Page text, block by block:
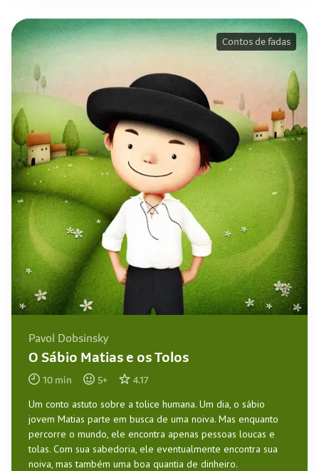
Pavol Dobsinsky
O Sábio Matias e os Tolos
10 min 5+ 4.17
Um conto astuto sobre a tolice humana. Um dia, o sábio
jovem Matias parte em busca de uma noiva. Mas enquanto
percorre o mundo, ele encontra apenas pessoas loucas e
tolas. Com sua sabedoria, ele eventualmente encontra sua
noiva, mas também uma boa quantia de dinheiro.
Contos de fadas